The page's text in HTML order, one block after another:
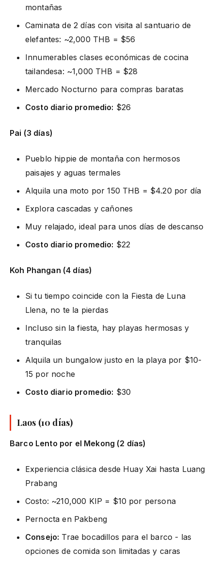
montañas
Caminata de 2 días con visita al santuario de
elefantes: ~2,000 THB = $56
Innumerables clases económicas de cocina
tailandesa: ~1,000 THB = $28
Mercado Nocturno para compras baratas
Costo diario promedio: $26
Pai (3 días)
Pueblo hippie de montaña con hermosos
paisajes y aguas termales
Alquila una moto por 150 THB = $4.20 por día
Explora cascadas y cañones
Muy relajado, ideal para unos días de descanso
Costo diario promedio: $22
Koh Phangan (4 días)
Si tu tiempo coincide con la Fiesta de Luna
Llena, no te la pierdas
Incluso sin la fiesta, hay playas hermosas y
tranquilas
Alquila un bungalow justo en la playa por $10-
15 por noche
Costo diario promedio: $30
Laos (10 días)
Barco Lento por el Mekong (2 días)
Experiencia clásica desde Huay Xai hasta Luang
Prabang
Costo: ~210,000 KIP = $10 por persona
Pernocta en Pakbeng
Consejo: Trae bocadillos para el barco - las
opciones de comida son limitadas y caras